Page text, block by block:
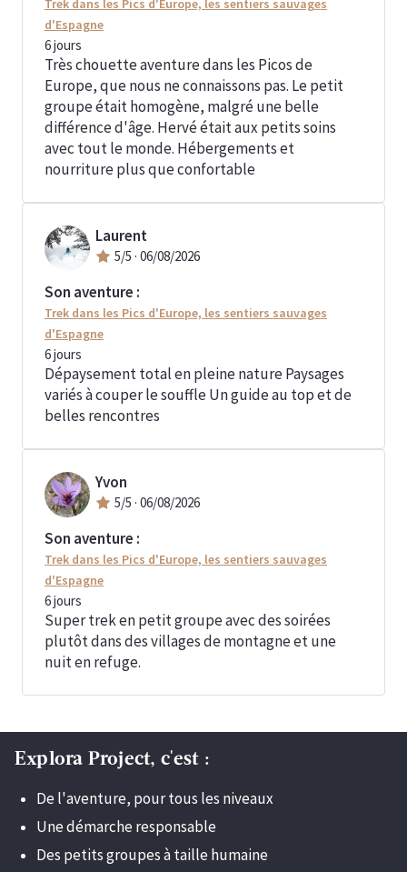
Trek dans les Pics d'Europe, les sentiers sauvages
d'Espagne
6jours
Très chouette aventure dans les Picos de
Europe, que nous ne connaissons pas. Le petit
groupe était homogène, malgré une belle
différence d'âge. Hervé était aux petits soins
avec tout le monde. Hébergements et
nourriture plus que confortable
Laurent
5/5 · 06/08/2026
Son aventure :
Trek dans les Pics d'Europe, les sentiers sauvages
d'Espagne
6jours
Dépaysement total en pleine nature Paysages
variés à couper le souffle Un guide au top et de
belles rencontres
Yvon
5/5 · 06/08/2026
Son aventure :
Trek dans les Pics d'Europe, les sentiers sauvages
d'Espagne
6jours
Super trek en petit groupe avec des soirées
plutôt dans des villages de montagne et une
nuit en refuge.
Explora Project, c'est :
De l'aventure, pour tous les niveaux
Une démarche responsable
Des petits groupes à taille humaine